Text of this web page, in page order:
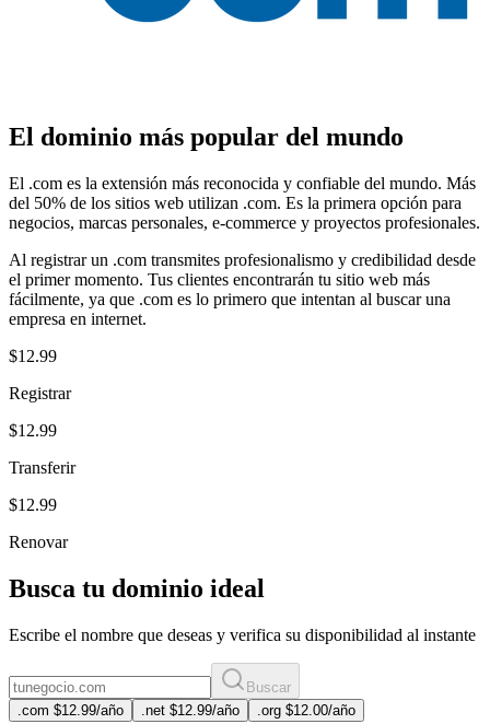
El dominio más popular del mundo
El .com es la extensión más reconocida y confiable del mundo. Más
del 50% de los sitios web utilizan .com. Es la primera opción para
negocios, marcas personales, e-commerce y proyectos profesionales.
Al registrar un .com transmites profesionalismo y credibilidad desde
el primer momento. Tus clientes encontrarán tu sitio web más
fácilmente, ya que .com es lo primero que intentan al buscar una
empresa en internet.
$12.99
Registrar
$12.99
Transferir
$12.99
Renovar
Busca tu dominio ideal
Escribe el nombre que deseas y verifica su disponibilidad al instante
Buscar
com $12.99/año net $12.99/año org $12.00/año